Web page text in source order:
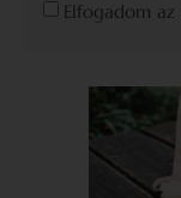
Elfogadom az